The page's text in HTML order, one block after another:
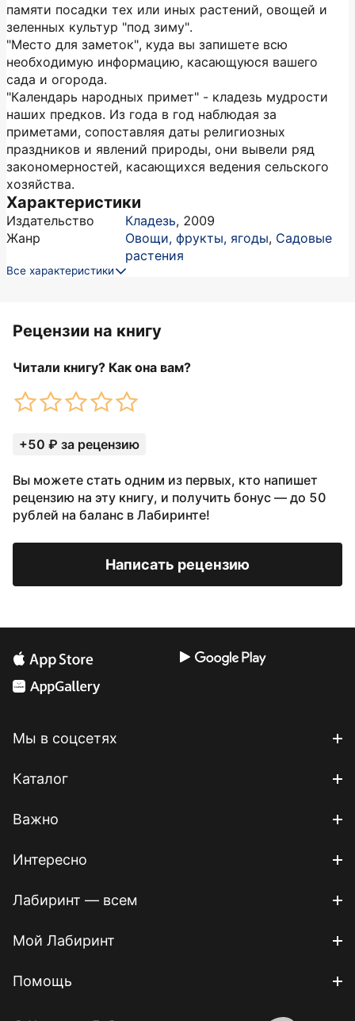
памяти посадки тех или иных растений, овощей и
зеленных культур "под зиму".
"Место для заметок", куда вы запишете всю
необходимую информацию, касающуюся вашего
сада и огорода.
"Календарь народных примет" - кладезь мудрости
наших предков. Из года в год наблюдая за
приметами, сопоставляя даты религиозных
праздников и явлений природы, они вывели ряд
закономерностей, касающихся ведения сельского
хозяйства.
Характеристики
Издательство Кладезь, 2009
Жанр
Овощи, фрукты, ягоды, Садовые
растения
Все характеристики
Рецензии на книгу
Читали книгу? Как она вам?
+50 ₽ за рецензию
Вы можете стать одним из первых, кто напишет
рецензию на эту книгу, и получить бонус — до 50
рублей на баланс в Лабиринте!
Написать рецензию
Мы в соцсетях
Каталог
Важно
Интересно
Лабиринт — всем
Мой Лабиринт
Помощь